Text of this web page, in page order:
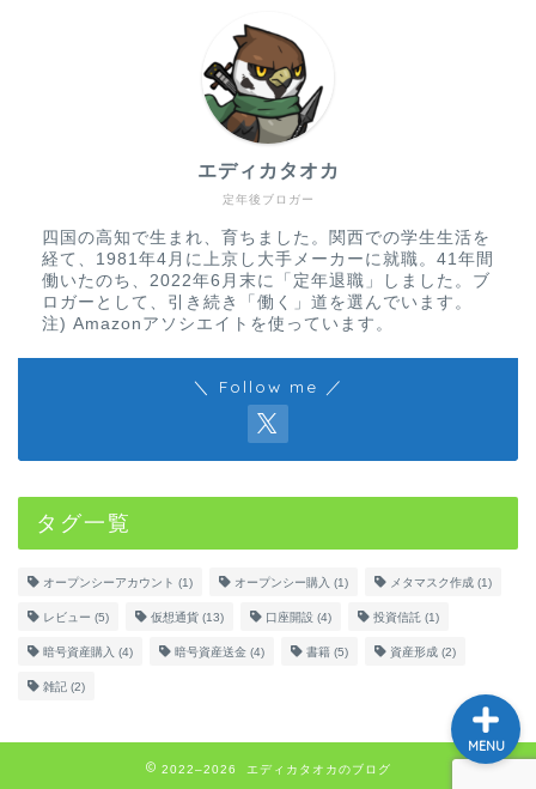
定年後ブロガー
エディカタオカ
四国の高知で生まれ、育ちました。関西での学生生活を
経て、1981年4月に上京し大手メーカーに就職。41年間
働いたのち、2022年6月末に「定年退職」しました。ブ
ロガーとして、引き続き「働く」道を選んでいます。
注) Amazonアソシエイトを使っています。
＼ Follow me ／
タグ一覧
オープンシーアカウント (1) オープンシー購入 (1) メタマスク作成 (1)
レビュー (5) 仮想通貨 (13) 口座開設 (4) 投資信託 (1)
暗号資産購入 (4) 暗号資産送金 (4) 書籍 (5) 資産形成 (2)
雑記 (2)
2022–2026 エディカタオカのブログ
MENU
NFT